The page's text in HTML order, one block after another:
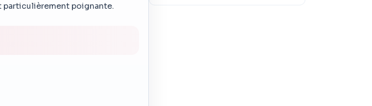
particulièrement poignante.